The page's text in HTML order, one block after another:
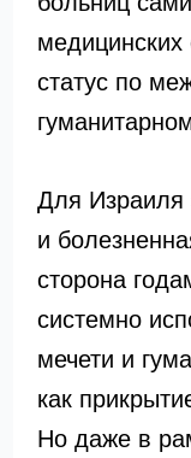
статус по
Для Израиля
и
сторона
системно
мечети и
как
Но даже в